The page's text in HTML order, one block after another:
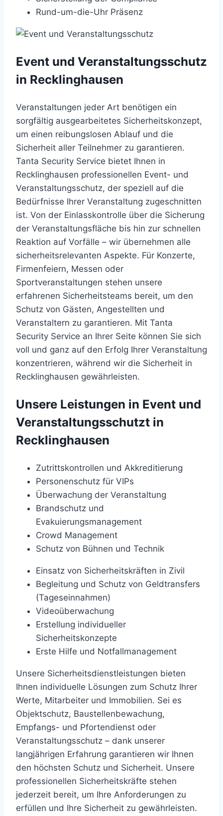
Rund-um-die-Uhr Präsenz
Event und Veranstaltungsschutz
in Recklinghausen
Veranstaltungen jeder Art benötigen ein
sorgfältig ausgearbeitetes Sicherheitskonzept,
um einen reibungslosen Ablauf und die
Sicherheit aller Teilnehmer zu garantieren.
Tanta Security Service bietet Ihnen in
Recklinghausen professionellen Event- und
Veranstaltungsschutz, der speziell auf die
Bedürfnisse Ihrer Veranstaltung zugeschnitten
ist. Von der Einlasskontrolle über die Sicherung
der Veranstaltungsfläche bis hin zur schnellen
Reaktion auf Vorfälle – wir übernehmen alle
sicherheitsrelevanten Aspekte. Für Konzerte,
Firmenfeiern, Messen oder
Sportveranstaltungen stehen unsere
erfahrenen Sicherheitsteams bereit, um den
Schutz von Gästen, Angestellten und
Veranstaltern zu garantieren. Mit Tanta
Security Service an Ihrer Seite können Sie sich
voll und ganz auf den Erfolg Ihrer Veranstaltung
konzentrieren, während wir die Sicherheit in
Recklinghausen gewährleisten.
Unsere Leistungen in Event und
Veranstaltungsschutzt in
Recklinghausen
Zutrittskontrollen und Akkreditierung
Personenschutz für VIPs
Überwachung der Veranstaltung
Brandschutz und
Evakuierungsmanagement
Crowd Management
Schutz von Bühnen und Technik
Einsatz von Sicherheitskräften in Zivil
Begleitung und Schutz von Geldtransfers
(Tageseinnahmen)
Videoüberwachung
Erstellung individueller
Sicherheitskonzepte
Erste Hilfe und Notfallmanagement
Unsere Sicherheitsdienstleistungen bieten
Ihnen individuelle Lösungen zum Schutz Ihrer
Werte, Mitarbeiter und Immobilien. Sei es
Objektschutz, Baustellenbewachung,
Empfangs- und Pfortendienst oder
Veranstaltungsschutz – dank unserer
langjährigen Erfahrung garantieren wir Ihnen
den höchsten Schutz und Sicherheit. Unsere
professionellen Sicherheitskräfte stehen
jederzeit bereit, um Ihre Anforderungen zu
erfüllen und Ihre Sicherheit zu gewährleisten.